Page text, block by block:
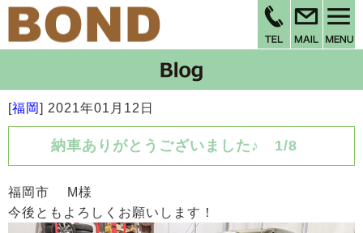
[福岡] 2021年01月12日
納車ありがとうございました♪ 1/8
福岡市 M様
今後ともよろしくお願いします！